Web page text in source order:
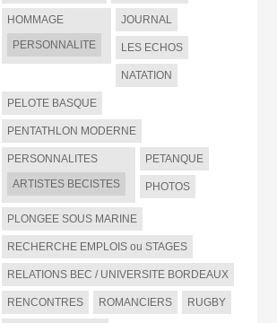
HOMMAGE
PERSONNALITE
JOURNAL
LES ECHOS
NATATION
PELOTE BASQUE
PENTATHLON MODERNE
PERSONNALITES
ARTISTES BECISTES
PETANQUE
PHOTOS
PLONGEE SOUS MARINE
RECHERCHE EMPLOIS ou STAGES
RELATIONS BEC / UNIVERSITE BORDEAUX
RENCONTRES ROMANCIERS RUGBY